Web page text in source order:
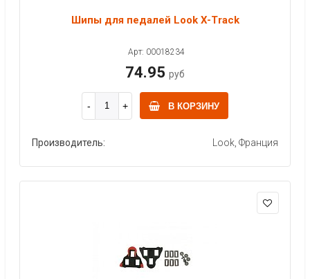
Шипы для педалей Look X-Track
Арт: 00018234
74.95 руб
В КОРЗИНУ
Производитель: Look, Франция